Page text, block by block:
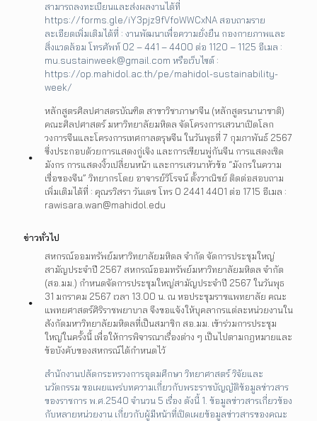
สามารถลงทะเบียนและส่งผลงานได้ที่
https://forms.gle/iY3pjz9fVfoWWCxNA สอบถามราย
ละเอียดเพิ่มเติมได้ที่ : งานพัฒนาเพื่อความยั่งยืน กองกายภาพและ
สิ่งแวดล้อม โทรศัพท์ 02 – 441 – 4400 ต่อ 1120 – 1125 อีเมล :
mu.sustainweek@gmail.com หรือเว็บไซต์ :
https://op.mahidol.ac.th/pe/mahidol-sustainability-
week/
หลักสูตรศิลปศาสตรบัณฑิต สาขาวิชาภาษาจีน (หลักสูตรนานาชาติ)
คณะศิลปศาสตร์ มหาวิทยาลัยมหิดล จัดโครงการเสวนาเปิดโลก
วงการจีนและโครงการเทศกาลตรุษจีน ในวันพุธที่ 7 กุมภาพันธ์ 2567
ซึ่งประกอบด้วยการแสดงกู่เจิง และการเขียนพู่กันจีน การแสดงเชิด
มังกร การแสดงงิ้วเปลี่ยนหน้า และการเสวนาหัวข้อ “มังกรในความ
เชื่อของจีน” วิทยากรโดย อาจารย์วิโรจน์ ตั้งวาณิชย์ ติดต่อสอบถาม
เพิ่มเติมได้ที่ : คุณรวิสรา วันเดช โทร 0 2441 4401 ต่อ 1715 อีเมล :
rawisara.wan@mahidol.edu
ข่าวทั่วไป
สหกรณ์ออมทรัพย์มหาวิทยาลัยมหิดล จำกัด จัดการประชุมใหญ่
สามัญประจำปี 2567 สหกรณ์ออมทรัพย์มหาวิทยาลัยมหิดล จำกัด
(สอ.มม.) กำหนดจัดการประชุมใหญ่สามัญประจำปี 2567 ในวันพุธ
31 มกราคม 2567 เวลา 13.00 น. ณ หอประชุมราชแพทยาลัย คณะ
แพทยศาสตร์ศิริราชพยาบาล จึงขอแจ้งให้บุคลากรแต่ละหน่วยงานใน
สังกัดมหาวิทยาลัยมหิดลที่เป็นสมาชิก สอ.มม. เข้าร่วมการประชุม
ใหญ่ในครั้งนี้ เพื่อให้การพิจารณาเรื่องต่าง ๆ เป็นไปตามกฎหมายและ
ข้อบังคับของสหกรณ์ได้กำหนดไว้
สำนักงานปลัดกระทรวงการอุดมศึกษา วิทยาศาสตร์ วิจัยและ
นวัตกรรม ขอเผยแพร่บทความเกี่ยวกับพระราชบัญญัติข้อมูลข่าวสาร
ของราชการ พ.ศ.2540 จำนวน 5 เรื่อง ดังนี้ 1. ข้อมูลข่าวสารเกี่ยวข้อง
กับหลายหน่วยงาน เกี่ยวกับผู้มีหน้าที่เปิดเผยข้อมูลข่าวสารของคณะ